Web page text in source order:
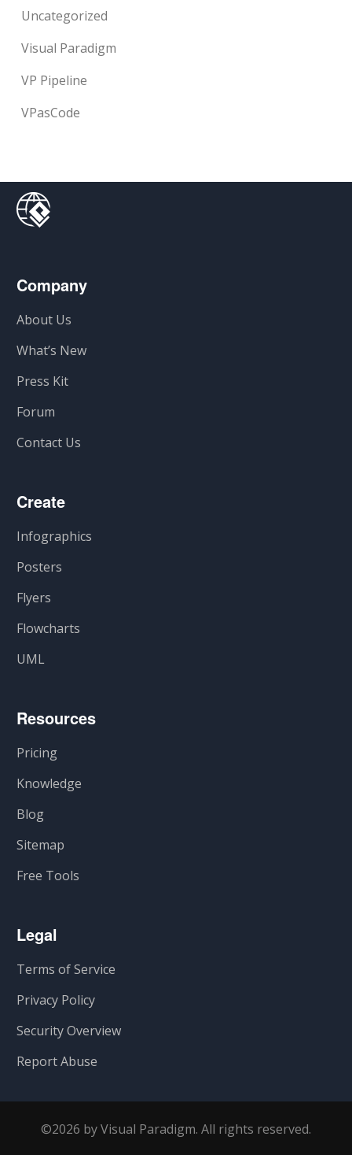
Uncategorized
Visual Paradigm
VP Pipeline
VPasCode
Company
About Us
What’s New
Press Kit
Forum
Contact Us
Create
Infographics
Posters
Flyers
Flowcharts
UML
Resources
Pricing
Knowledge
Blog
Sitemap
Free Tools
Legal
Terms of Service
Privacy Policy
Security Overview
Report Abuse
©2026 by Visual Paradigm. All rights reserved.